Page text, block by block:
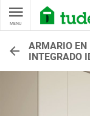
MENU
ARMARIO EN
INTEGRADO